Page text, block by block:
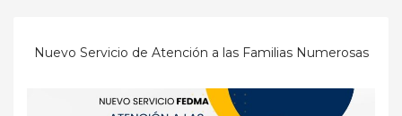
Nuevo Servicio de Atención a las Familias Numerosas